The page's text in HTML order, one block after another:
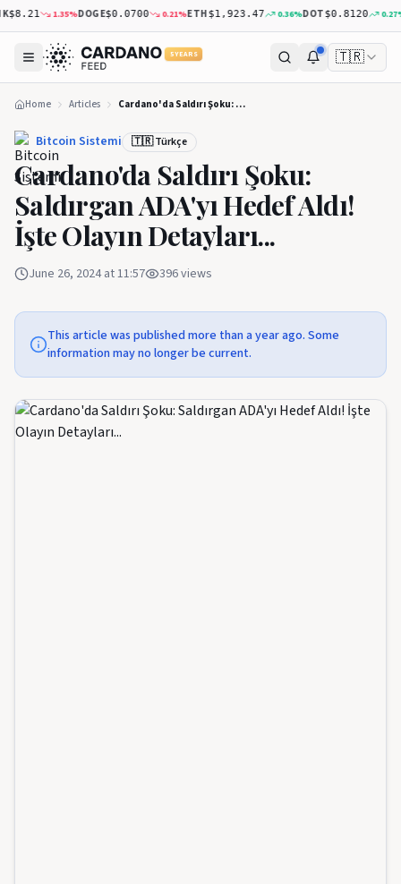
1.35%DOGE$0.0700 0.21%ETH$1,923.47 0.36%DOT$0.8120 0.27%
5 YEARS 🇹🇷
Home Articles Cardano'da Saldırı Şoku: Saldırgan ADA'yı Hedef Aldı! İşte Olayın Detayları...
Bitcoin Sistemi 🇹🇷 Türkçe
Cardano'da Saldırı Şoku:
Saldırgan ADA'yı Hedef Aldı!
İşte Olayın Detayları...
June 26, 2024 at 11:57 396views
This article was published more than a year ago. Some
information may no longer be current.